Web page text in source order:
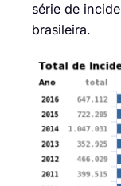
série de
brasileira.